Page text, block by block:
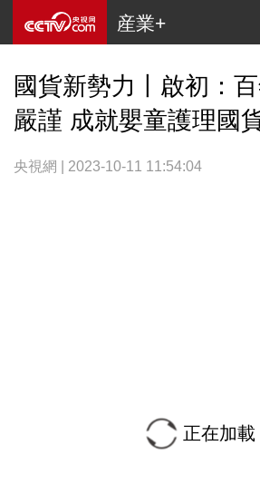
産業+
國貨新勢力丨啟初：
嚴謹 成就嬰童護理國
央視網 | 2023-10-11 11:54:04
正在加載